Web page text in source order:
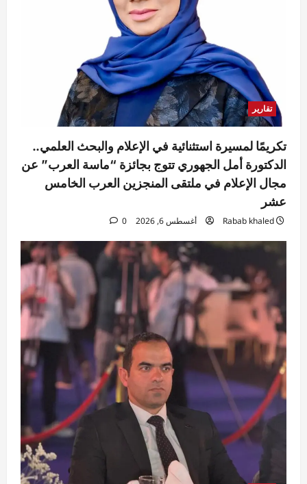
تقارير
تكريمًا لمسيرة استثنائية في الإعلام والبحث العلمي..
الدكتورة أمل الجهوري تتوج بجائزة “ماسة العرب” عن
مجال الإعلام في ملتقى المنجزين العرب الخامس
عشر
Rabab khaled أغسطس 6, 2026 0